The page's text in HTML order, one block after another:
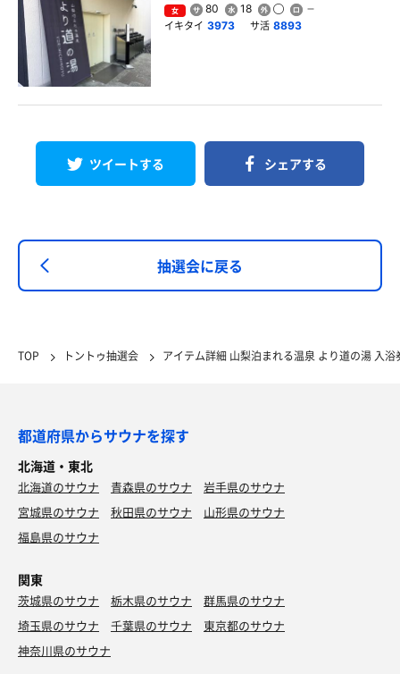
女 80 18
イキタイ 3973 サ活 8893
ツイートする シェアする
抽選会に戻る
TOP トントゥ抽選会 アイテム詳細 山梨泊まれる温泉 より道の湯 入浴
都道府県からサウナを探す
北海道・東北
北海道のサウナ 青森県のサウナ
岩手県のサウナ
宮城県のサウナ
秋田県のサウナ
山形県のサウナ
福島県のサウナ
関東
茨城県のサウナ 栃木県のサウナ
群馬県のサウナ
埼玉県のサウナ
千葉県のサウナ
東京都のサウナ
神奈川県のサウナ